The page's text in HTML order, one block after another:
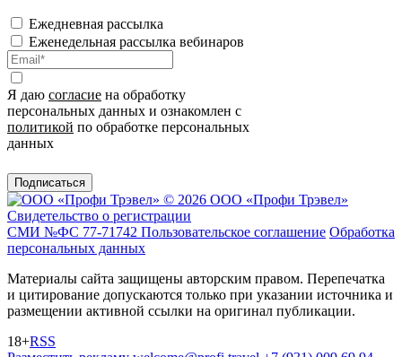
Ежедневная рассылка
Еженедельная рассылка вебинаров
Я даю согласие на обработку
персональных данных и ознакомлен с
политикой по обработке персональных
данных
Подписаться
© 2026 ООО «Профи Трэвeл»
Свидетельство о регистрации
СМИ №ФС 77-71742 Пользовательское соглашение Обработка
персональных данных
Материалы сайта защищены авторским правом. Перепечатка
и цитирование допускаются только при указании источника и
размещении активной ссылки на оригинал публикации.
18+RSS